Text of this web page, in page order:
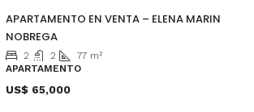
APARTAMENTO EN VENTA – ELENA MARIN
NOBREGA
2 2 77 m²
APARTAMENTO
US$ 65,000